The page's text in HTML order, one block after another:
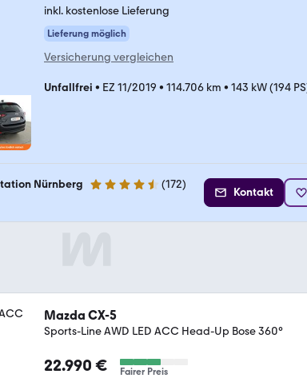
inkl. kostenlose Lieferung
Lieferung möglich
Versicherung vergleichen
Unfallfrei • EZ 11/2019 • 114.706 km • 143 kW (194
Nürnberg 4.5 Sterne (172)
Kontakt
Mazda CX-5
Sports-Line AWD LED ACC Head-Up Bose 360°
22.990 € Fairer Preis